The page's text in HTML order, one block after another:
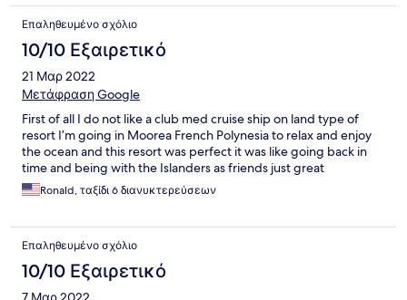
Επαληθευμένο σχόλιο
10/10 Εξαιρετικό
21 Μαρ 2022
Μετάφραση Google
First of all I do not like a club med cruise ship on land type of
resort I’m going in Moorea French Polynesia to relax and enjoy
the ocean and this resort was perfect it was like going back in
time and being with the Islanders as friends just great
Ronald, ταξίδι 6 διανυκτερεύσεων
Επαληθευμένο σχόλιο
10/10 Εξαιρετικό